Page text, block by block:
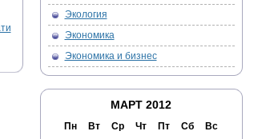
Экология
Экономика
Экономика и бизнес
МАРТ 2012
Пн Вт Ср Чт Пт Сб Вс